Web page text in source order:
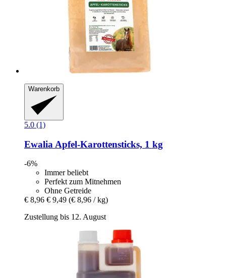
Warenkorb
5.0 (1)
Ewalia Apfel-​Karottensticks, 1 kg
-6%
Immer beliebt
Perfekt zum Mitnehmen
Ohne Getreide
€ 8,96 € 9,49 (€ 8,96 / kg)
Zustellung bis 12. August